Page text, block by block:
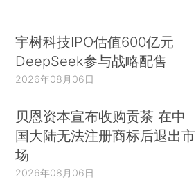
宇树科技IPO估值600亿元
DeepSeek参与战略配售
2026年08月06日
贝恩资本宣布收购贡茶 在中
国大陆无法注册商标后退出市
场
2026年08月06日